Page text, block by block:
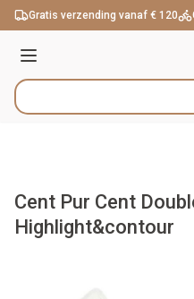
Ga naar de inhoud
Gratis verzending vanaf € 120
Menu
Product, merk, categorie...
Cent Pur Cent
Highlight&contour